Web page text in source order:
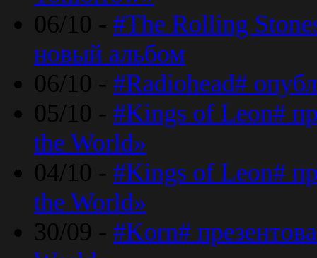
06/10 - #The Rolling
новый альбом
06/10 - #Radiohead#
05/10 - #Kings of Leon#
the World»
04/10 - #Kings of Leon#
the World»
30/09 - #Korn#